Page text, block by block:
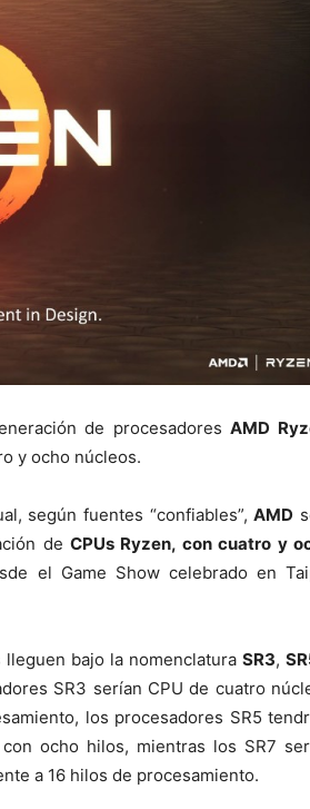
de procesadoresAMD
y ocho núcleos.
según fuentes “confiables”,AMD
de CPUs Ryzen, con cuatro y
el Game Show celebrado en
bajo la nomenclatura SR3,
SR3 serían CPU de cuatro
los procesadores SR5
ocho hilos, mientras los SR7
a 16 hilos de procesamiento.